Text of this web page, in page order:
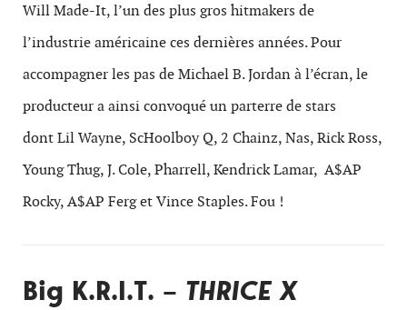
Will Made-It, l’un des plus gros hitmakers de
l’industrie américaine ces dernières années. Pour
accompagner les pas de Michael B. Jordan à l’écran, le
producteur a ainsi convoqué un parterre de stars
dont Lil Wayne, ScHoolboy Q, 2 Chainz, Nas, Rick Ross,
Young Thug, J. Cole, Pharrell, Kendrick Lamar, A$AP
Rocky, A$AP Ferg et Vince Staples. Fou !
Big K.R.I.T. – THRICE X